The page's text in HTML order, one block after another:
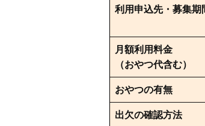
利用申込先・募集期
月額利用料金
（おやつ代含む）
おやつの有無
出欠の確認方法